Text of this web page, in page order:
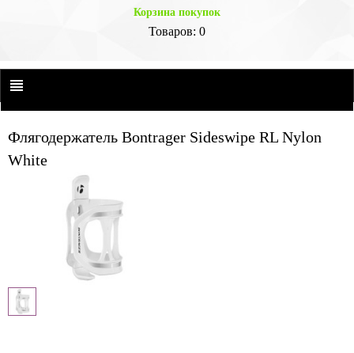
Корзина покупок
Товаров: 0
Флягодержатель Bontrager Sideswipe RL Nylon
White